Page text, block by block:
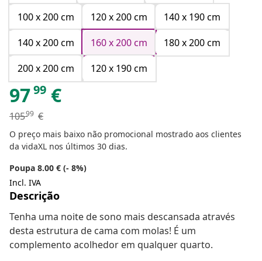
100 x 200 cm
120 x 200 cm
140 x 190 cm
140 x 200 cm
160 x 200 cm
180 x 200 cm
200 x 200 cm
120 x 190 cm
9799 €
10599 €
O preço mais baixo não promocional mostrado aos clientes
da vidaXL nos últimos 30 dias.
Poupa 8.00 € (- 8%)
Incl. IVA
Descrição
Tenha uma noite de sono mais descansada através
desta estrutura de cama com molas! É um
complemento acolhedor em qualquer quarto.